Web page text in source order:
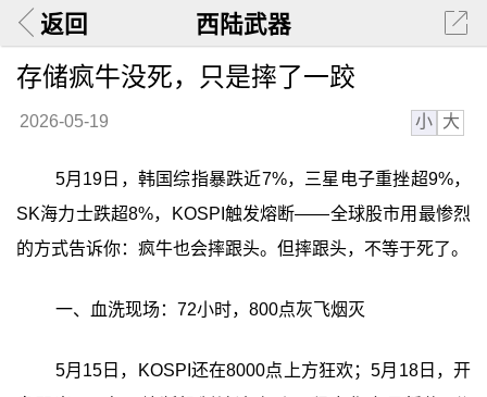
返回 西陆武器
存储疯牛没死，只是摔了一跤
2026-05-19 小 大
5月19日，韩国综指暴跌近7%，三星电子重挫超9%，
SK海力士跌超8%，KOSPI触发熔断——全球股市用最惨烈
的方式告诉你：疯牛也会摔跟头。但摔跟头，不等于死了。
一、血洗现场：72小时，800点灰飞烟灭
5月15日，KOSPI还在8000点上方狂欢；5月18日，开